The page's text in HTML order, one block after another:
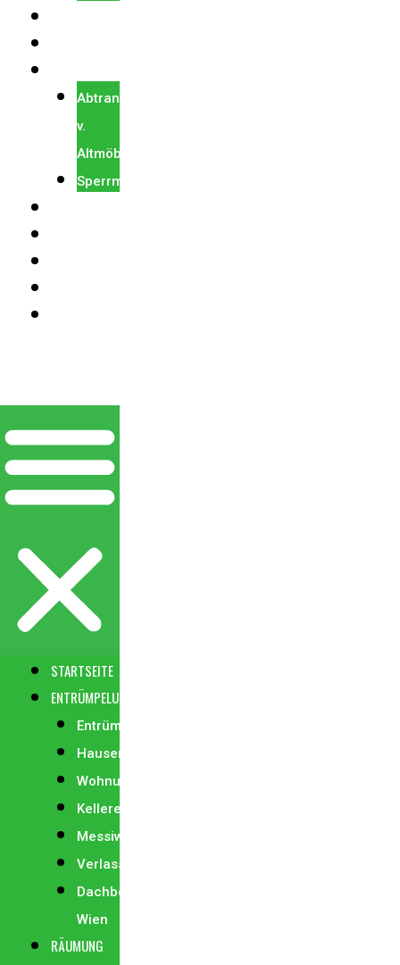
Abtransport
v.
Altmöbel
Sperrmüllabholung
STARTSEITE
ENTRÜMPELUNG
Entrümpelung
Hausentrümpelung
Wohnungsentrümpelung
Kellerentrümpelung
Messiwohnung
Verlassenschaft
Dachbodenentrümpelung
Wien
RÄUMUNG